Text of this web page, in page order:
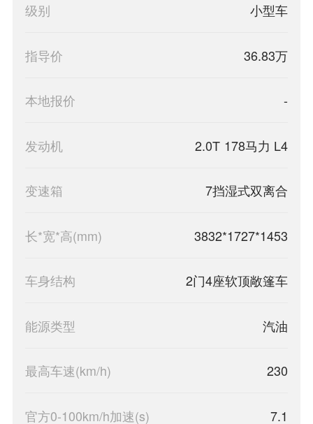
级别 小型车
指导价 36.83万
本地报价 -
发动机 2.0T 178马力 L4
变速箱 7挡湿式双离合
长*宽*高(mm) 3832*1727*1453
车身结构 2门4座软顶敞篷车
能源类型 汽油
最高车速(km/h) 230
官方0-100km/h加速(s) 7.1